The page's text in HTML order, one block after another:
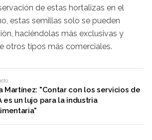
de estas hortalizas en el
estas semillas solo se pueden
haciéndolas más exclusivas y
otros tipos más comerciales.
Martínez: "Contar con los servicios de
es un lujo para la industria